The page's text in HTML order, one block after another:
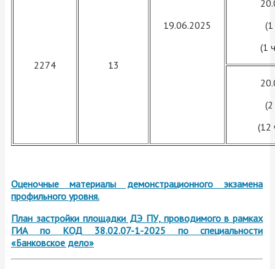
19.06.2025
2274 13
(1
(12
Оценочные материалы демонстрационного экзамена
профильного уровня.
План застройки площадки ДЭ ПУ, проводимого в рамках
ГИА по КОД 38.02.07-1-2025 по специальности
«Банковское дело»